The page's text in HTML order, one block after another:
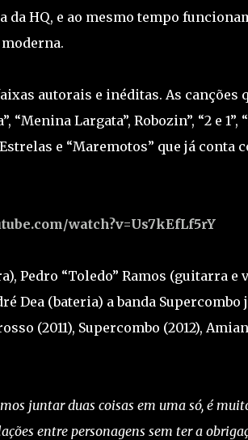
HQ, e ao mesmo tempo
autorais e inéditas. As canções
“Menina Largata”, Robozin”, “2 e 1”,
Estrelas e “Maremotos” que já conta
watch?v=Us7kEfLf5rY
Pedro “Toledo” Ramos (guitarra e
Dea (bateria) a banda
(2011), Supercombo (2012),
juntar duas coisas em uma só, é
entre personagens sem ter a